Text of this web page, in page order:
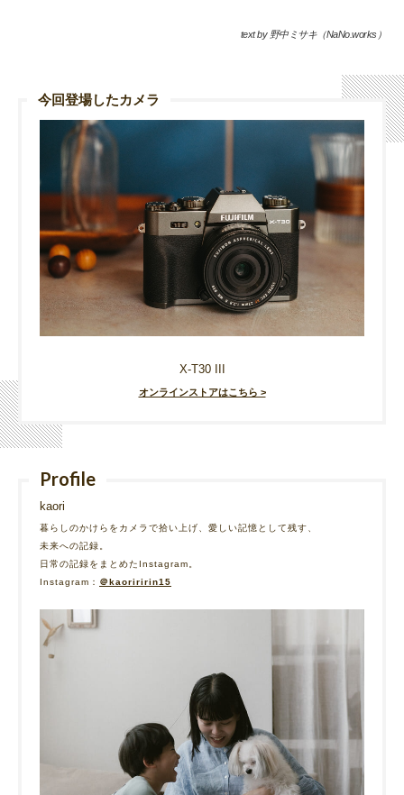
text by 野中ミサキ（NaNo.works）
今回登場したカメラ
X-T30 III
オンラインストアはこちら >
Profile
kaori
暮らしのかけらをカメラで拾い上げ、愛しい記憶として残す、
未来への記録。
日常の記録をまとめたInstagram。
Instagram： ＠kaoriririn15